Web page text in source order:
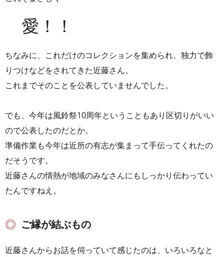
愛！！
ちなみに、これだけのコレクションを集められ、独力で飾
りつけなどをされてきた近藤さん。
これまでそのことを公表していませんでした。
でも、今年は風鈴祭10周年ということもあり区切りがいい
ので公表したのだとか。
準備作業も今年は近所の有志が集まって手伝ってくれたの
だそうです。
近藤さんの情熱が地域のみなさんにもしっかり伝わってい
たんですねえ。
ご縁が結ぶもの
近藤さんからお話を伺っていて感じたのは、いろいろなと